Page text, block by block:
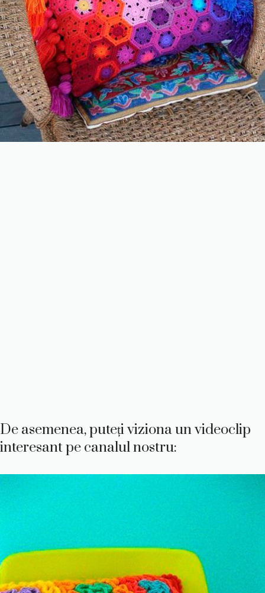
De asemenea, puteți viziona un videoclip
interesant pe canalul nostru: